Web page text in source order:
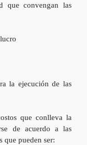
que convengan las
la ejecución de las
que conlleva la
de acuerdo a las
que pueden ser: